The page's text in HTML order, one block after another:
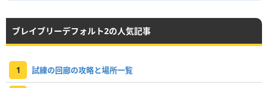
ブレイブリーデフォルト2の人気記事
1 試練の回廊の攻略と場所一覧